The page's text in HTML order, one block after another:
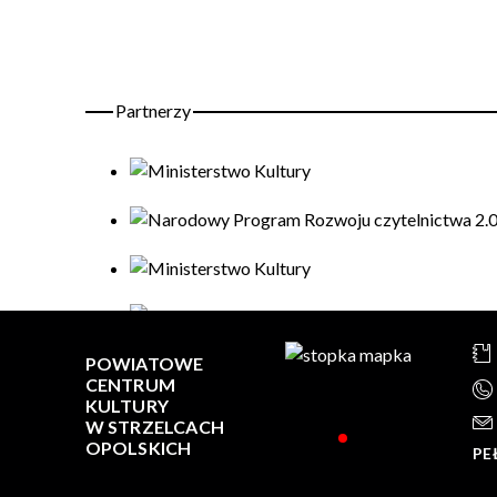
POWIATOWE
CENTRUM
KULTURY
W STRZELCACH
OPOLSKICH